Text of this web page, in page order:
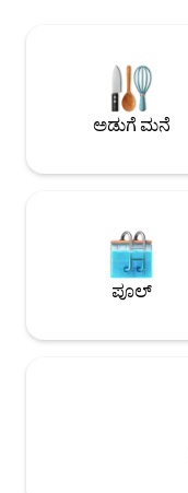
ಇತಿಹಾಸವನ್ನು ಅನ್ವೇಷಿಸಿ.
ಏನನ್ನು ಯೋಜಿಸಿದರೂ,
ವಿಶ್ರಾಂತಿ ಪಡೆಯಿರಿ.
ಅಡುಗೆ ಮನೆ
ಪೂಲ್